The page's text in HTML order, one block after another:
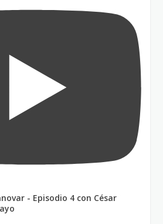
- Episodio 4 con César